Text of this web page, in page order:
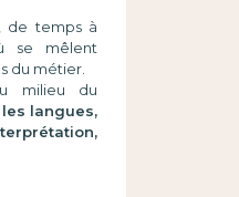
de temps à
se mêlent
du métier.
milieu du
langues,